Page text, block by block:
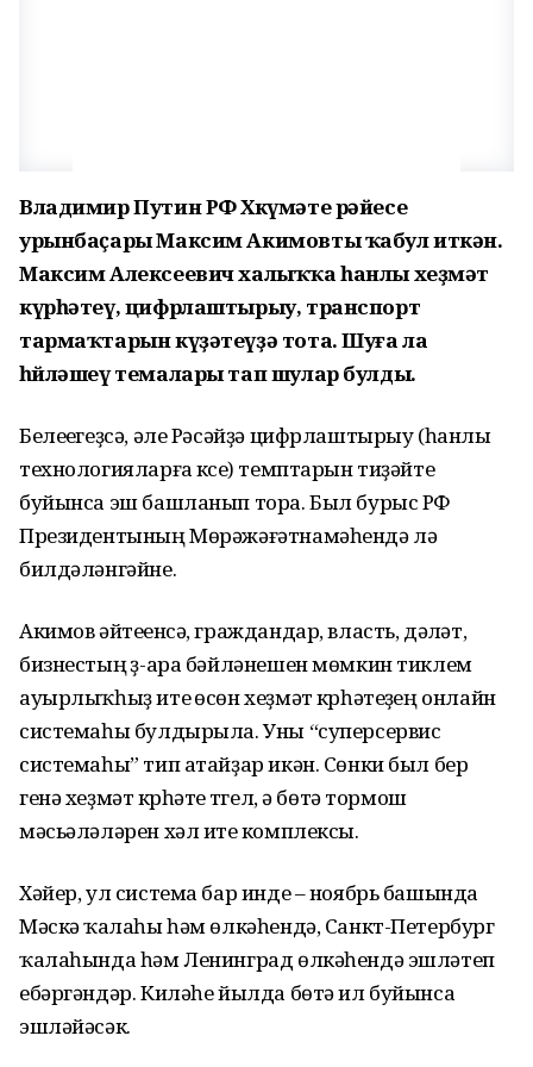
Владимир Путин РФ Хөкүмәте рәйесе
урынбаҫары Максим Акимовты ҡабул иткән.
Максим Алексеевич халыҡҡа һанлы хеҙмәт
күрһәтеү, цифрлаштырыу, транспорт
тармаҡтарын күҙәтеүҙә тота. Шуға ла
һөйләшеү темалары тап шулар булды.
Белеүегеҙсә, әле Рәсәйҙә цифрлаштырыу (һанлы
технологияларға күсеү) темптарын тиҙәйтеү
буйынса эш башланып тора. Был бурыс РФ
Президентының Мөрәжәғәтнамәһендә лә
билдәләнгәйне.
Акимов әйтеүенсә, граждандар, власть, дәүләт,
бизнестың үҙ-ара бәйләнешен мөмкин тиклем
ауырлыҡһыҙ итеү өсөн хеҙмәт күрһәтеүҙең онлайн
системаһы булдырыла. Уны “суперсервис
системаһы” тип атайҙар икән. Сөнки был бер
генә хеҙмәт күрһәтеү түгел, ә бөтә тормош
мәсьәләләрен хәл итеү комплексы.
Хәйер, ул система бар инде – ноябрь башында
Мәскәү ҡалаһы һәм өлкәһендә, Санкт-Петербург
ҡалаһында һәм Ленинград өлкәһендә эшләтеп
ебәргәндәр. Киләһе йылда бөтә ил буйынса
эшләйәсәк.